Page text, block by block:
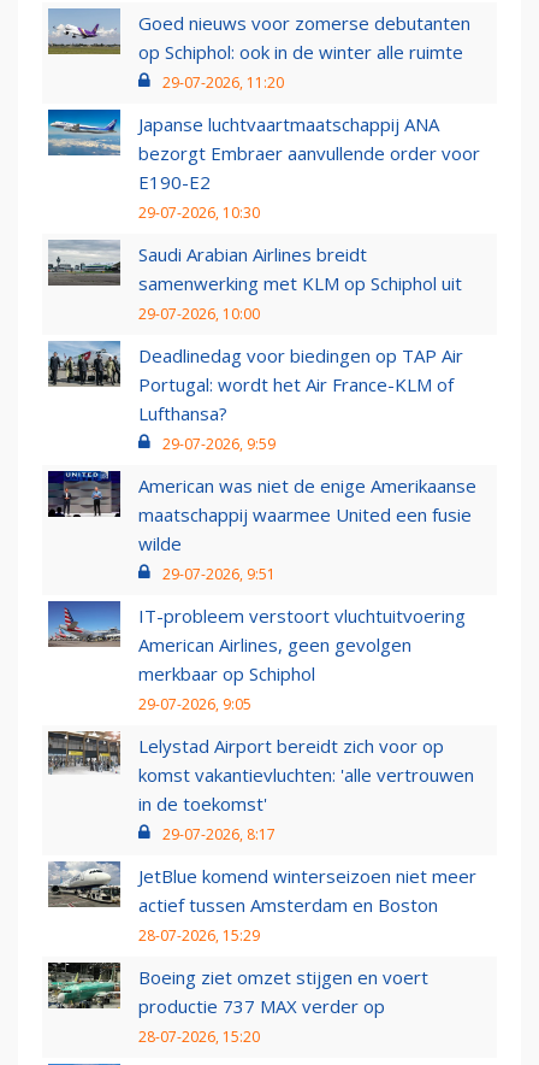
Goed nieuws voor zomerse debutanten
op Schiphol: ook in de winter alle ruimte
29-07-2026, 11:20
Japanse luchtvaartmaatschappij ANA
bezorgt Embraer aanvullende order voor
E190-E2
29-07-2026, 10:30
Saudi Arabian Airlines breidt
samenwerking met KLM op Schiphol uit
29-07-2026, 10:00
Deadlinedag voor biedingen op TAP Air
Portugal: wordt het Air France-KLM of
Lufthansa?
29-07-2026, 9:59
American was niet de enige Amerikaanse
maatschappij waarmee United een fusie
wilde
29-07-2026, 9:51
IT-probleem verstoort vluchtuitvoering
American Airlines, geen gevolgen
merkbaar op Schiphol
29-07-2026, 9:05
Lelystad Airport bereidt zich voor op
komst vakantievluchten: 'alle vertrouwen
in de toekomst'
29-07-2026, 8:17
JetBlue komend winterseizoen niet meer
actief tussen Amsterdam en Boston
28-07-2026, 15:29
Boeing ziet omzet stijgen en voert
productie 737 MAX verder op
28-07-2026, 15:20